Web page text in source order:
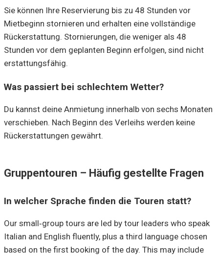
Sie können Ihre Reservierung bis zu 48 Stunden vor
Mietbeginn stornieren und erhalten eine vollständige
Rückerstattung. Stornierungen, die weniger als 48
Stunden vor dem geplanten Beginn erfolgen, sind nicht
erstattungsfähig.
Was passiert bei schlechtem Wetter?
Du kannst deine Anmietung innerhalb von sechs Monaten
verschieben. Nach Beginn des Verleihs werden keine
Rückerstattungen gewährt.
Gruppentouren – Häufig gestellte Fragen
In welcher Sprache finden die Touren statt?
Our small‑group tours are led by tour leaders who speak
Italian and English fluently, plus a third language chosen
based on the first booking of the day. This may include